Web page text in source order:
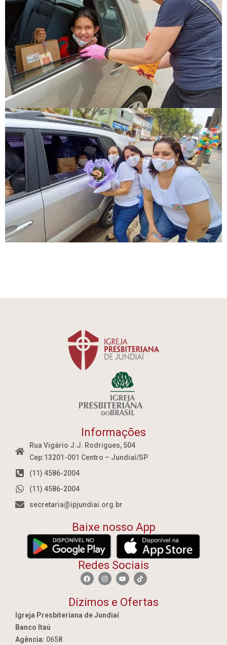
Informações
Rua Vigário J.J. Rodrigues, 504
Cep:13201-001 Centro – Jundiaí/SP
(11) 4586-2004
(11) 4586-2004
secretaria@ipjundiai.org.br
Baixe nosso App
Redes Sociais
Dízimos e Ofertas
Igreja Presbiteriana de Jundiaí
Banco Itaú
Agência: 0658